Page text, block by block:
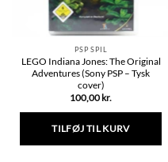
PSP SPIL
LEGO Indiana Jones: The Original
Adventures (Sony PSP – Tysk
cover)
100,00 kr.
TILFØJ TIL KURV